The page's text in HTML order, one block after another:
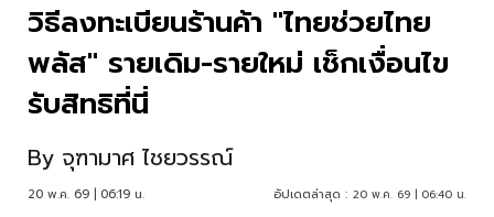
วิธีลงทะเบียนร้านค้า "ไทยช่วยไทย
พลัส" รายเดิม-รายใหม่ เช็กเงื่อนไข
รับสิทธิที่นี่
By จุฑามาศ ไชยวรรณ์
20 พ.ค. 69 | 06:19 น. อัปเดตล่าสุด : 20 พ.ค. 69 | 06:40 น.